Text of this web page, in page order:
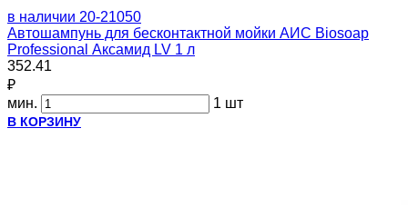
в наличии 20-21050
Автошампунь для бесконтактной мойки АИС Biosoap
Professional Аксамид LV 1 л
352.41
₽
мин.
1 шт
В КОРЗИНУ